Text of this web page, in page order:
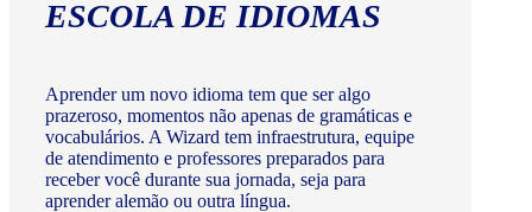
ESCOLA DE IDIOMAS
Aprender um novo idioma tem que ser algo
prazeroso, momentos não apenas de gramáticas e
vocabulários. A Wizard tem infraestrutura, equipe
de atendimento e professores preparados para
receber você durante sua jornada, seja para
aprender alemão ou outra língua.